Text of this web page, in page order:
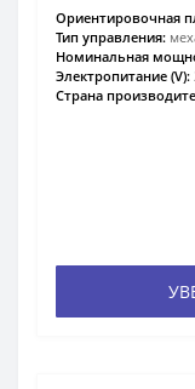
Ориентировочная
Тип управления:
Номинальная
Электропитание (V):
Страна